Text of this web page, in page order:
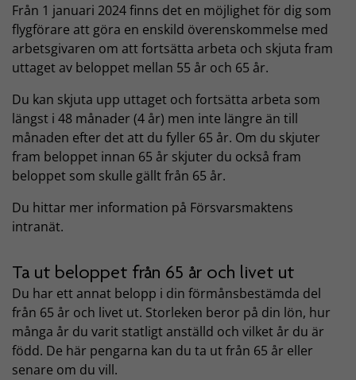
Från 1 januari 2024 finns det en möjlighet för dig som
flygförare att göra en enskild överenskommelse med
arbetsgivaren om att fortsätta arbeta och skjuta fram
uttaget av beloppet mellan 55 år och 65 år.
Du kan skjuta upp uttaget och fortsätta arbeta som
längst i 48 månader (4 år) men inte längre än till
månaden efter det att du fyller 65 år. Om du skjuter
fram beloppet innan 65 år skjuter du också fram
beloppet som skulle gällt från 65 år.
Du hittar mer information på Försvarsmaktens
intranät.
Ta ut beloppet från 65 år och livet ut
Du har ett annat belopp i din förmånsbestämda del
från 65 år och livet ut. Storleken beror på din lön, hur
många år du varit statligt anställd och vilket år du är
född. De här pengarna kan du ta ut från 65 år eller
senare om du vill.